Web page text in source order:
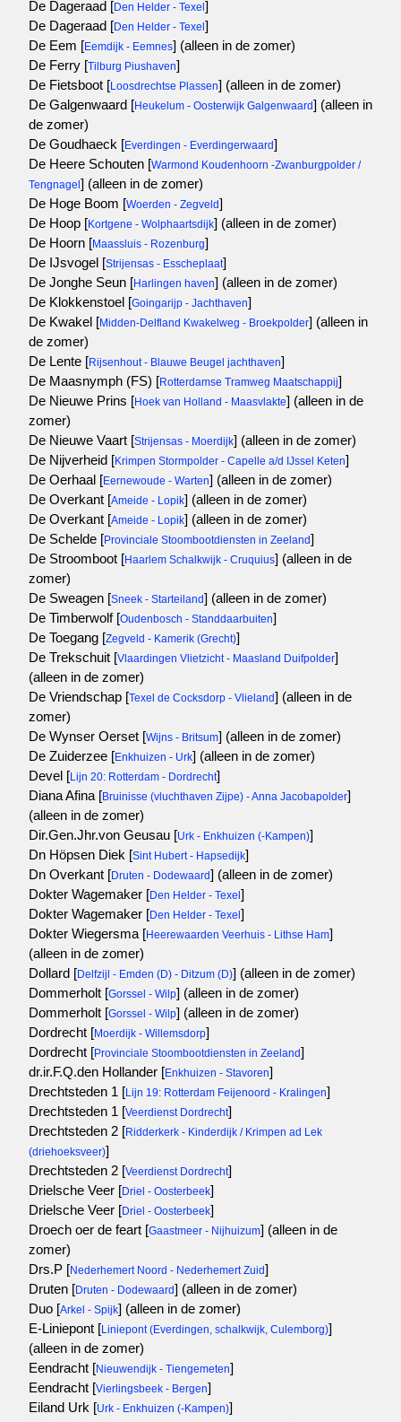
De Dageraad [Den Helder - Texel ]
De Dageraad [Den Helder - Texel ]
De Eem [Eemdijk - Eemnes] (alleen in de zomer)
De Ferry [Tilburg Piushaven]
De Fietsboot [Loosdrechtse Plassen] (alleen in de zomer)
De Galgenwaard [Heukelum - Oosterwijk Galgenwaard] (alleen in
de zomer)
De Goudhaeck [Everdingen - Everdingerwaard]
De Heere Schouten [Warmond Koudenhoorn -Zwanburgpolder /
Tengnagel ] (alleen in de zomer)
De Hoge Boom [Woerden - Zegveld]
De Hoop [Kortgene - Wolphaartsdijk] (alleen in de zomer)
De Hoorn [Maassluis - Rozenburg]
De IJsvogel [Strijensas - Esscheplaat]
De Jonghe Seun [Harlingen haven] (alleen in de zomer)
De Klokkenstoel [Goingarijp - Jachthaven]
De Kwakel [Midden-Delfland Kwakelweg - Broekpolder] (alleen in
de zomer)
De Lente [Rijsenhout - Blauwe Beugel jachthaven]
De Maasnymph (FS) [Rotterdamse Tramweg Maatschappij]
De Nieuwe Prins [Hoek van Holland - Maasvlakte] (alleen in de
zomer)
De Nieuwe Vaart [Strijensas - Moerdijk] (alleen in de zomer)
De Nijverheid [Krimpen Stormpolder - Capelle a/d IJssel Keten]
De Oerhaal [Eernewoude - Warten] (alleen in de zomer)
De Overkant [Ameide - Lopik] (alleen in de zomer)
De Overkant [Ameide - Lopik] (alleen in de zomer)
De Schelde [Provinciale Stoombootdiensten in Zeeland]
De Stroomboot [Haarlem Schalkwijk - Cruquius] (alleen in de
zomer)
De Sweagen [Sneek - Starteiland] (alleen in de zomer)
De Timberwolf [Oudenbosch - Standdaarbuiten]
De Toegang [Zegveld - Kamerik (Grecht)]
De Trekschuit [Vlaardingen Vlietzicht - Maasland Duifpolder]
(alleen in de zomer)
De Vriendschap [Texel de Cocksdorp - Vlieland] (alleen in de
zomer)
De Wynser Oerset [Wijns - Britsum] (alleen in de zomer)
De Zuiderzee [Enkhuizen - Urk] (alleen in de zomer)
Devel [Lijn 20: Rotterdam - Dordrecht]
Diana Afina [Bruinisse (vluchthaven Zijpe) - Anna Jacobapolder]
(alleen in de zomer)
Dir.Gen.Jhr.von Geusau [Urk - Enkhuizen (-Kampen)]
Dn Höpsen Diek [Sint Hubert - Hapsedijk]
Dn Overkant [Druten - Dodewaard] (alleen in de zomer)
Dokter Wagemaker [Den Helder - Texel ]
Dokter Wagemaker [Den Helder - Texel ]
Dokter Wiegersma [Heerewaarden Veerhuis - Lithse Ham]
(alleen in de zomer)
Dollard [Delfzijl - Emden (D) - Ditzum (D)] (alleen in de zomer)
Dommerholt [Gorssel - Wilp] (alleen in de zomer)
Dommerholt [Gorssel - Wilp] (alleen in de zomer)
Dordrecht [Moerdijk - Willemsdorp]
Dordrecht [Provinciale Stoombootdiensten in Zeeland]
dr.ir.F.Q.den Hollander [Enkhuizen - Stavoren]
Drechtsteden 1 [Lijn 19: Rotterdam Feijenoord - Kralingen]
Drechtsteden 1 [Veerdienst Dordrecht]
Drechtsteden 2 [Ridderkerk - Kinderdijk / Krimpen ad Lek
(driehoeksveer)]
Drechtsteden 2 [Veerdienst Dordrecht]
Drielsche Veer [Driel - Oosterbeek]
Drielsche Veer [Driel - Oosterbeek]
Droech oer de feart [Gaastmeer - Nijhuizum] (alleen in de
zomer)
Drs.P [Nederhemert Noord - Nederhemert Zuid]
Druten [Druten - Dodewaard] (alleen in de zomer)
Duo [Arkel - Spijk] (alleen in de zomer)
E-Liniepont [Liniepont (Everdingen, schalkwijk, Culemborg)]
(alleen in de zomer)
Eendracht [Nieuwendijk - Tiengemeten]
Eendracht [Vierlingsbeek - Bergen]
Eiland Urk [Urk - Enkhuizen (-Kampen)]